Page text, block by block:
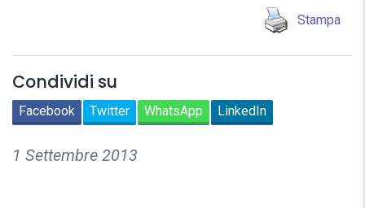
Stampa
Condividi su
Facebook Twitter WhatsApp LinkedIn
1 Settembre 2013